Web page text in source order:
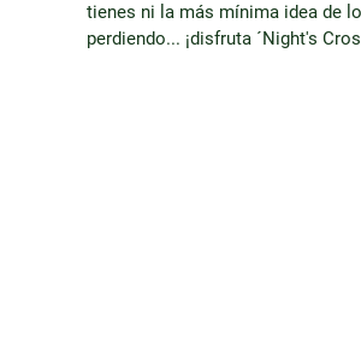
tienes ni la más mínima idea de
perdiendo... ¡disfruta ´Night's